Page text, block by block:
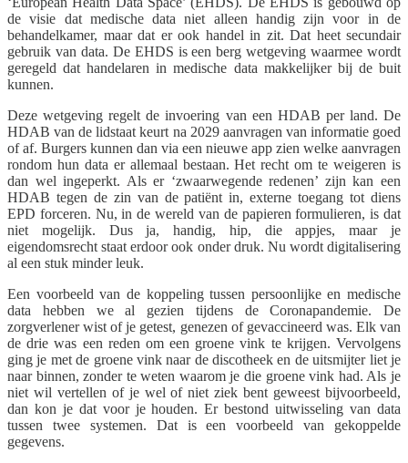
de visie dat medische data niet alleen handig zijn voor in de
behandelkamer, maar dat er ook handel in zit. Dat heet secundair
gebruik van data. De EHDS is een berg wetgeving waarmee wordt
geregeld dat handelaren in medische data makkelijker bij de buit
kunnen.
Deze wetgeving regelt de invoering van een HDAB per land. De
HDAB van de lidstaat keurt na 2029 aanvragen van informatie goed
of af. Burgers kunnen dan via een nieuwe app zien welke aanvragen
rondom hun data er allemaal bestaan. Het recht om te weigeren is
dan wel ingeperkt. Als er ‘zwaarwegende redenen’ zijn kan een
HDAB tegen de zin van de patiënt in, externe toegang tot diens
EPD forceren. Nu, in de wereld van de papieren formulieren, is dat
niet mogelijk. Dus ja, handig, hip, die appjes, maar je
eigendomsrecht staat erdoor ook onder druk. Nu wordt digitalisering
al een stuk minder leuk.
Een voorbeeld van de koppeling tussen persoonlijke en medische
data hebben we al gezien tijdens de Coronapandemie. De
zorgverlener wist of je getest, genezen of gevaccineerd was. Elk van
de drie was een reden om een groene vink te krijgen. Vervolgens
ging je met de groene vink naar de discotheek en de uitsmijter liet je
naar binnen, zonder te weten waarom je die groene vink had. Als je
niet wil vertellen of je wel of niet ziek bent geweest bijvoorbeeld,
dan kon je dat voor je houden. Er bestond uitwisseling van data
tussen twee systemen. Dat is een voorbeeld van gekoppelde
gegevens.